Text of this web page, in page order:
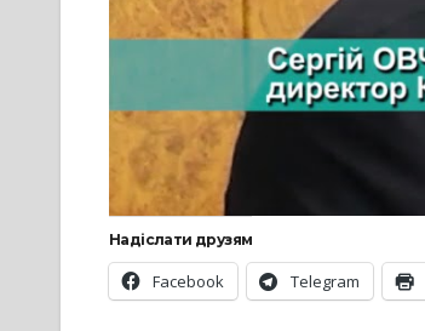
Надіслати друзям
Facebook Telegram